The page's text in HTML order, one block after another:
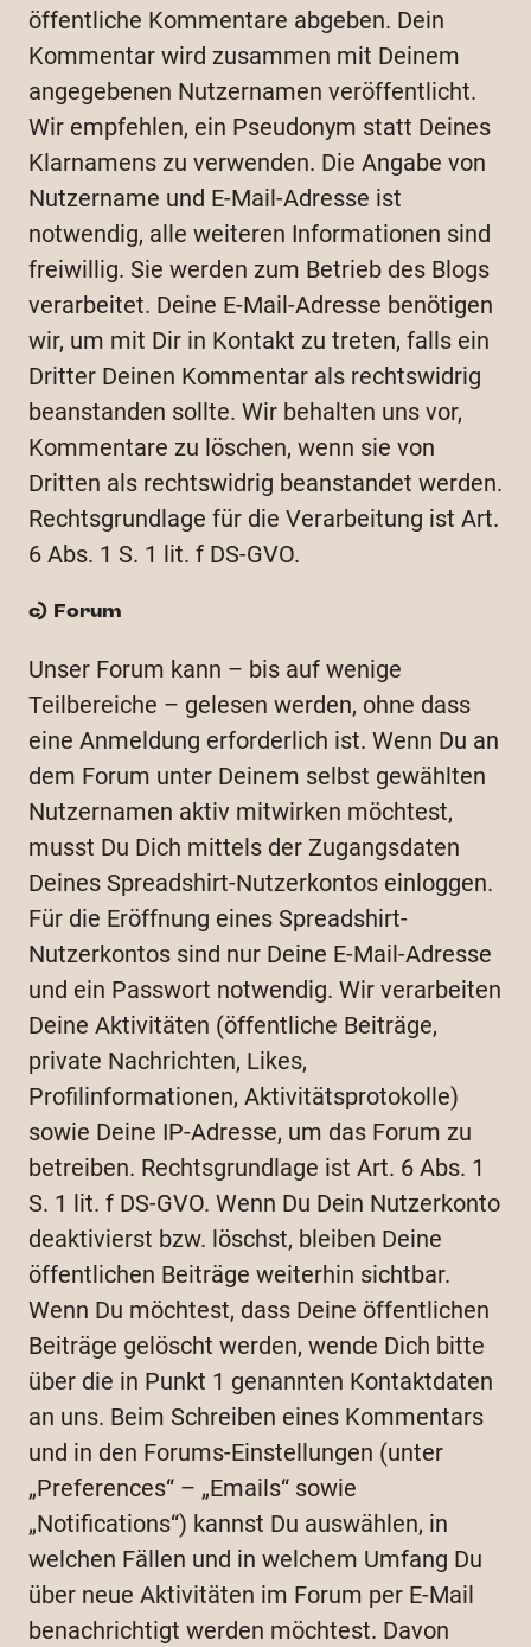
öffentliche Kommentare abgeben. Dein
Kommentar wird zusammen mit Deinem
angegebenen Nutzernamen veröffentlicht.
Wir empfehlen, ein Pseudonym statt Deines
Klarnamens zu verwenden. Die Angabe von
Nutzername und E-Mail-Adresse ist
notwendig, alle weiteren Informationen sind
freiwillig. Sie werden zum Betrieb des Blogs
verarbeitet. Deine E-Mail-Adresse benötigen
wir, um mit Dir in Kontakt zu treten, falls ein
Dritter Deinen Kommentar als rechtswidrig
beanstanden sollte. Wir behalten uns vor,
Kommentare zu löschen, wenn sie von
Dritten als rechtswidrig beanstandet werden.
Rechtsgrundlage für die Verarbeitung ist Art.
6 Abs. 1 S. 1 lit. f DS-GVO.
c) Forum
Unser Forum kann – bis auf wenige
Teilbereiche – gelesen werden, ohne dass
eine Anmeldung erforderlich ist. Wenn Du an
dem Forum unter Deinem selbst gewählten
Nutzernamen aktiv mitwirken möchtest,
musst Du Dich mittels der Zugangsdaten
Deines Spreadshirt-Nutzerkontos einloggen.
Für die Eröffnung eines Spreadshirt-
Nutzerkontos sind nur Deine E-Mail-Adresse
und ein Passwort notwendig. Wir verarbeiten
Deine Aktivitäten (öffentliche Beiträge,
private Nachrichten, Likes,
Profilinformationen, Aktivitätsprotokolle)
sowie Deine IP-Adresse, um das Forum zu
betreiben. Rechtsgrundlage ist Art. 6 Abs. 1
S. 1 lit. f DS-GVO. Wenn Du Dein Nutzerkonto
deaktivierst bzw. löschst, bleiben Deine
öffentlichen Beiträge weiterhin sichtbar.
Wenn Du möchtest, dass Deine öffentlichen
Beiträge gelöscht werden, wende Dich bitte
über die in Punkt 1 genannten Kontaktdaten
an uns. Beim Schreiben eines Kommentars
und in den Forums-Einstellungen (unter
„Preferences“ – „Emails“ sowie
„Notifications“) kannst Du auswählen, in
welchen Fällen und in welchem Umfang Du
über neue Aktivitäten im Forum per E-Mail
benachrichtigt werden möchtest. Davon